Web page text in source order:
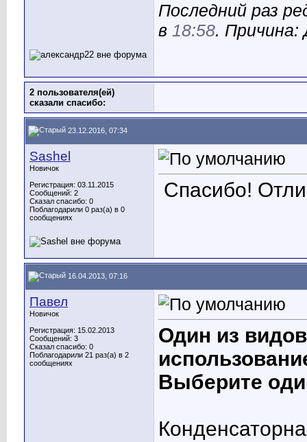
Последний раз
в 18:58. Причина:
2 пользователя(ей)
сказали cпасибо:
23.12.2016, 07:34
Sashel
Новичок
Регистрация: 03.11.2015
Сообщений: 2
Сказал спасибо: 0
Поблагодарили 0 раз(а) в 0
сообщениях
Спасибо!
16.04.2013, 07:16
Павел
Новичок
Регистрация: 15.02.2013
Сообщений: 3
Сказал спасибо: 0
Поблагодарили 21 раз(а) в 2
сообщениях
Один из
Выберите